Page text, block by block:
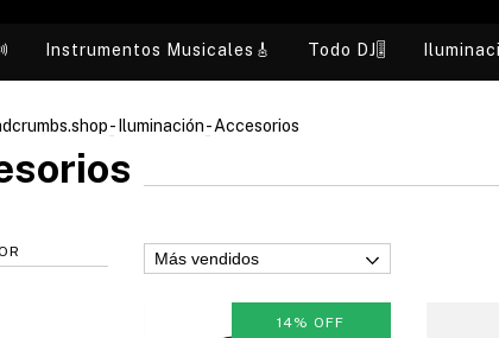
Instrumentos Musicales🎸 Todo DJ🎚️
- Iluminación- Accesorios
14% OFF